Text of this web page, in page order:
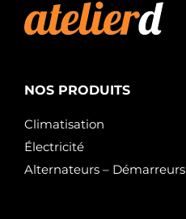
NOS PRODUITS
Climatisation
Électricité
Alternateurs – Démarreurs